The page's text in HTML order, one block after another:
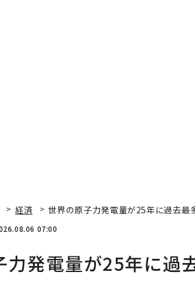
経済 世界の原子力発電量が25年に過去
07:00
力発電量が25年に